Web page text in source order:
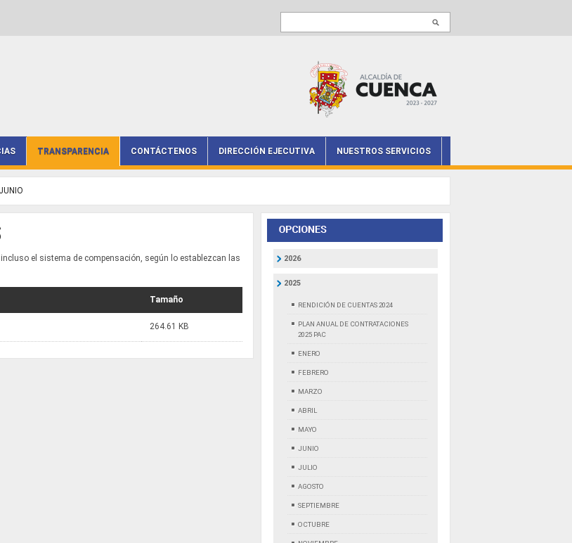
TRANSPARENCIA CONTÁCTENOS DIRECCIÓN EJECUTIVA NUESTROS SERVICIOS
JUNIO
el sistema de compensación, según lo establezcan las
Tamaño
264.61 KB
2026
2025
RENDICIÓN DE CUENTAS 2024
PLAN ANUAL DE CONTRATACIONES
2025 PAC
ENERO
FEBRERO
MARZO
ABRIL
MAYO
JUNIO
JULIO
AGOSTO
SEPTIEMBRE
OCTUBRE